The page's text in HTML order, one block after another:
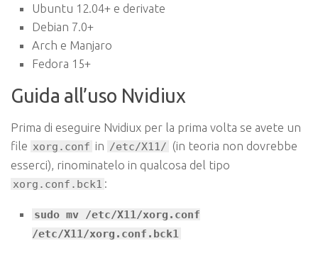
Ubuntu 12.04+ e derivate
Debian 7.0+
Arch e Manjaro
Fedora 15+
Guida all’uso Nvidiux
Prima di eseguire Nvidiux per la prima volta se avete un
file xorg.conf in /etc/X11/ (in teoria non dovrebbe
esserci), rinominatelo in qualcosa del tipo
xorg.conf.bck1 :
sudo mv /etc/X11/xorg.conf
/etc/X11/xorg.conf.bck1